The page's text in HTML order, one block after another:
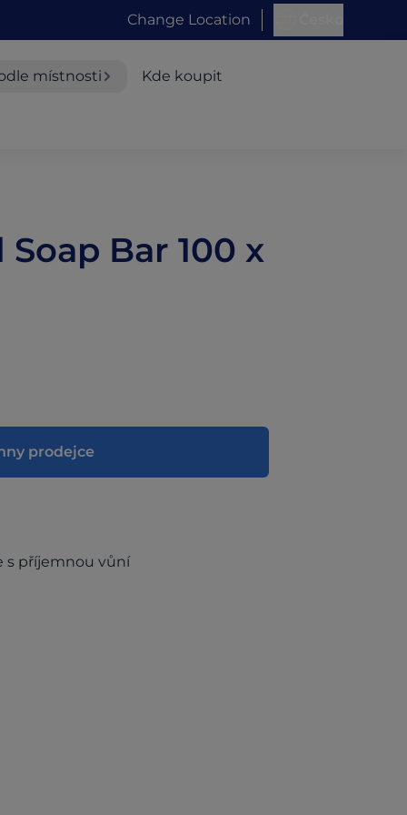
Change Location
místnosti Kde koupit
Bar 100 x
prodejce
s příjemnou vůní